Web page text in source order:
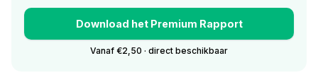
Download het Premium Rapport
Vanaf €2,50 · direct beschikbaar